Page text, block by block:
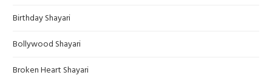
Birthday Shayari
Bollywood Shayari
Broken Heart Shayari